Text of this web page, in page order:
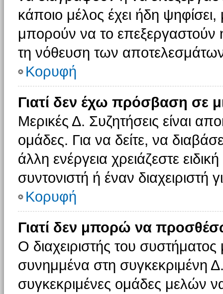
κάποιο μέλος έχει ήδη ψηφίσει,
μπορούν να το επεξεργαστούν
τη νόθευση των
Κορυφή
Γιατί δεν έχω πρόσβαση σε
Μερικές Δ. Συζητήσεις είναι
ομάδες. Για να δείτε, να
άλλη ενέργεια χρειάζεστε
συντονιστή ή έναν διαχειριστή
Κορυφή
Γιατί δεν μπορώ να
Ο διαχειριστής του
συνημμένα στη συγκεκριμένη
συγκεκριμένες ομάδες μελών